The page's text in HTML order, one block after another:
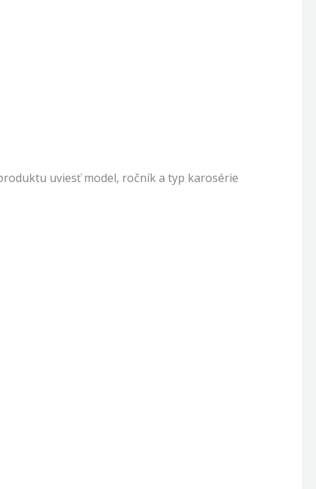
uviesť model, ročník a typ karosérie